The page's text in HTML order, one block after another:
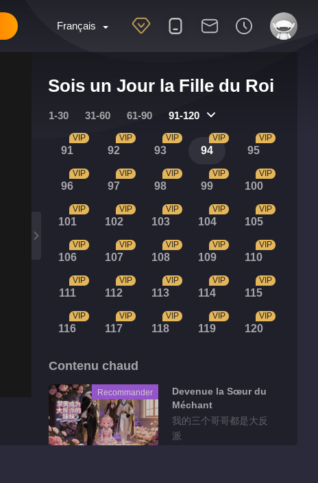
Français
Sois un Jour la Fille du Roi
1-30 31-60 61-90 91-120
91
VIP
92
VIP
93
VIP
94
VIP
95
VIP
96
VIP
97
VIP
98
VIP
99
VIP
100
VIP
101
VIP
102
VIP
103
VIP
104
VIP
105
VIP
106
VIP
107
VIP
108
VIP
109
VIP
110
VIP
111
VIP
112
VIP
113
VIP
114
VIP
115
VIP
116
VIP
117
VIP
118
VIP
119
VIP
120
VIP
Contenu chaud
Recommander
Devenue la Sœur du
Méchant
我的三个哥哥都是大反
派